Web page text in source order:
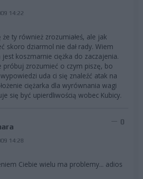
14:22
ty również zrozumiałeś, ale jak
skoro dziarmol nie dał rady. Wiem
koszmarnie ciężka do zaczajenia.
próbuj zrozumieć o czym piszę, bo
uda ci się znaleźć atak na
ciężarka dla wyrównania wagi
się być upierdliwością wobec Kubicy.
14:28
0
Ciebie wielu ma problemy... adios